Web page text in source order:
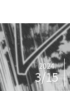
2024
3/15